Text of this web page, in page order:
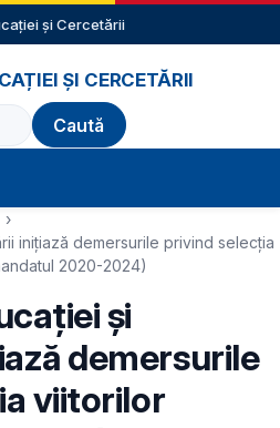
și Cercetării
ȘI CERCETĂRII
inițiază demersurile privind selecția
2020-2024)
și
demersurile
viitorilor